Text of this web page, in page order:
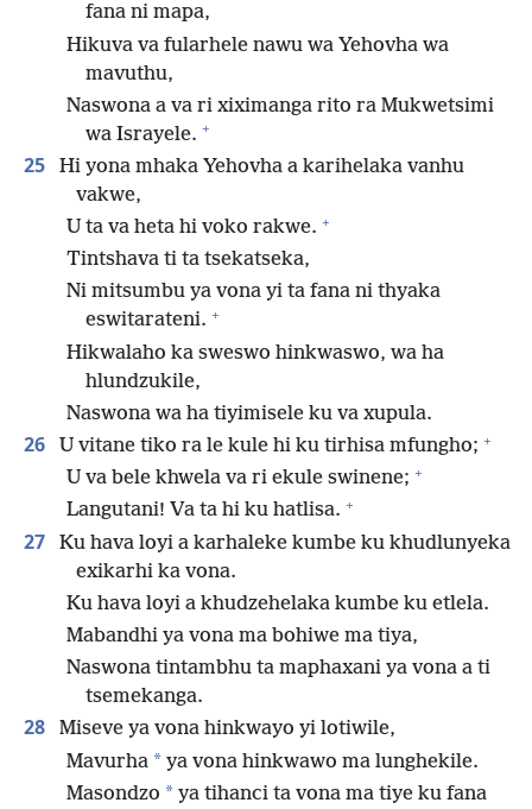
fana ni mapa,
Hikuva va fularhele nawu wa Yehovha wa
mavuthu,
Naswona a va ri xiximanga rito ra Mukwetsimi
wa Israyele. +
25
Hi yona mhaka Yehovha a karihelaka vanhu
vakwe,
U ta va heta hi voko rakwe. +
Tintshava ti ta tsekatseka,
Ni mitsumbu ya vona yi ta fana ni thyaka
eswitarateni. +
Hikwalaho ka sweswo hinkwaswo, wa ha
hlundzukile,
Naswona wa ha tiyimisele ku va xupula.
26 U vitane tiko ra le kule hi ku tirhisa mfungho; +
U va bele khwela va ri ekule swinene; +
Langutani! Va ta hi ku hatlisa. +
27
Ku hava loyi a karhaleke kumbe ku khudlunyeka
exikarhi ka vona.
Ku hava loyi a khudzehelaka kumbe ku etlela.
Mabandhi ya vona ma bohiwe ma tiya,
Naswona tintambhu ta maphaxani ya vona a ti
tsemekanga.
28
Miseve ya vona hinkwayo yi lotiwile,
Mavurha * ya vona hinkwawo ma lunghekile.
Masondzo * ya tihanci ta vona ma tiye ku fana